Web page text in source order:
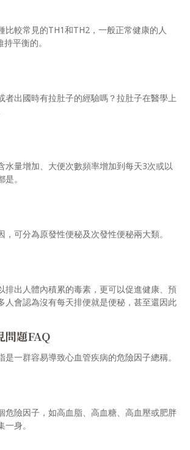
比較常見的TH1和TH2，一般正常健康的人
平衡的。
者出國時有拉肚子的經驗嗎？拉肚子在醫學上
水量增加、大便次數頻率增加到每天3次或以
。
，可分為原發性便秘及次發性便秘兩大類。
排出人體內積累的毒素，更可以促進健康、預
人會認為沒有每天排便就是便秘，甚至還因此
問題FAQ
是一群容易導致心血管疾病的危險因子總稱。
危險因子，如高血脂、高血糖、高血壓或肥胖
身。